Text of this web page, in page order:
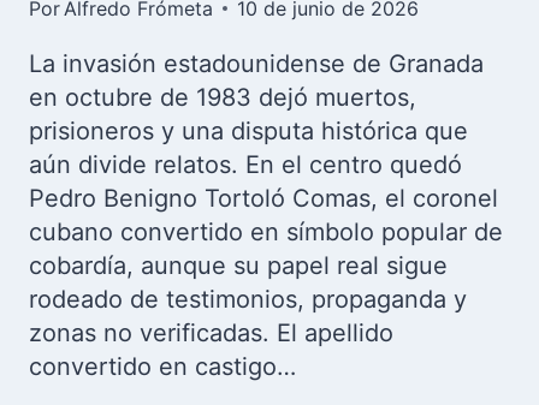
Por Alfredo Frómeta 10 de junio de 2026
La invasión estadounidense de Granada
en octubre de 1983 dejó muertos,
prisioneros y una disputa histórica que
aún divide relatos. En el centro quedó
Pedro Benigno Tortoló Comas, el coronel
cubano convertido en símbolo popular de
cobardía, aunque su papel real sigue
rodeado de testimonios, propaganda y
zonas no verificadas. El apellido
convertido en castigo…